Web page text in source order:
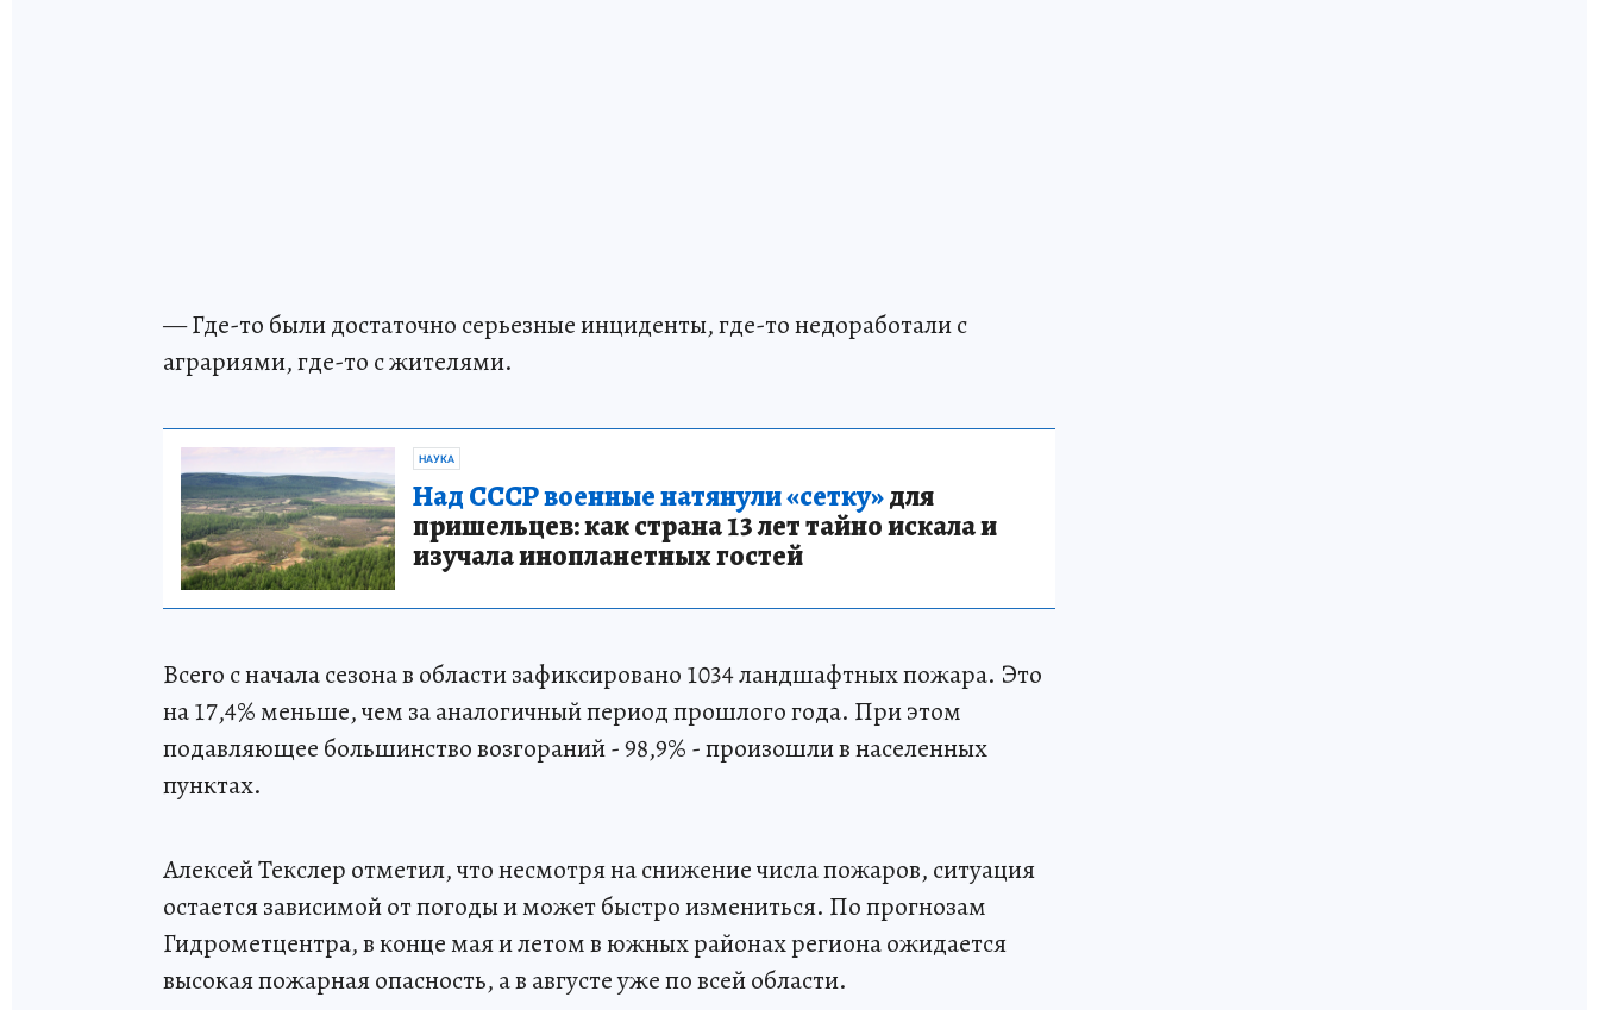
— Где-то были достаточно серьезные инциденты, где-то недоработали с
аграриями, где-то с жителями.
НАУКА
Над СССР военные натянули «сетку»для
пришельцев: как страна 13 лет тайно искала и
изучала инопланетных гостей
Всего с начала сезона в области зафиксировано 1034 ландшафтных пожара. Это
на 17,4% меньше, чем за аналогичный период прошлого года. При этом
подавляющее большинство возгораний - 98,9% - произошли в населенных
пунктах.
Алексей Текслер отметил, что несмотря на снижение числа пожаров, ситуация
остается зависимой от погоды и может быстро измениться. По прогнозам
Гидрометцентра, в конце мая и летом в южных районах региона ожидается
высокая пожарная опасность, а в августе уже по всей области.